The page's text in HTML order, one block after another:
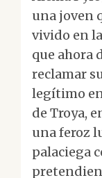
una joven
vivido en
que ahora
reclamar
legítimo
de Troya,
una feroz
palaciega